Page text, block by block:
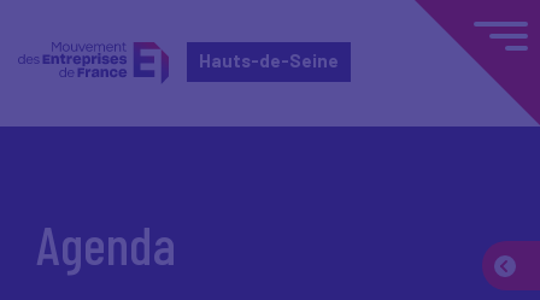
Hauts-de-Seine
Agenda